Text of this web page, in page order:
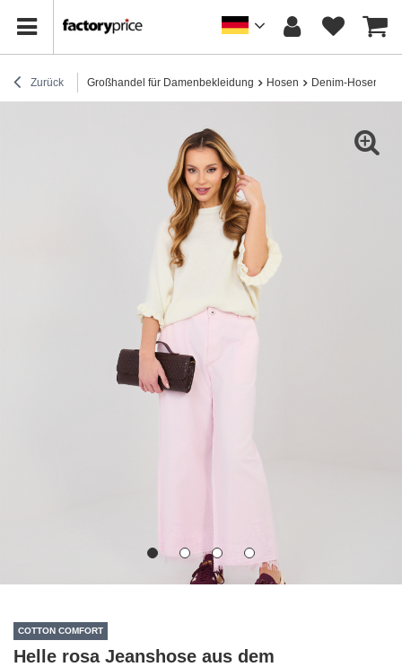
Zurück Großhandel für Damenbekleidung Hosen Denim-Hosen
COTTON COMFORT
Helle rosa Jeanshose aus dem